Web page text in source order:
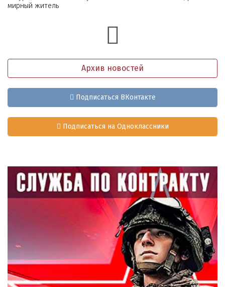
мирный житель
Архив новостей
Подписаться ВКонтакте
Подписаться на Одноклассники